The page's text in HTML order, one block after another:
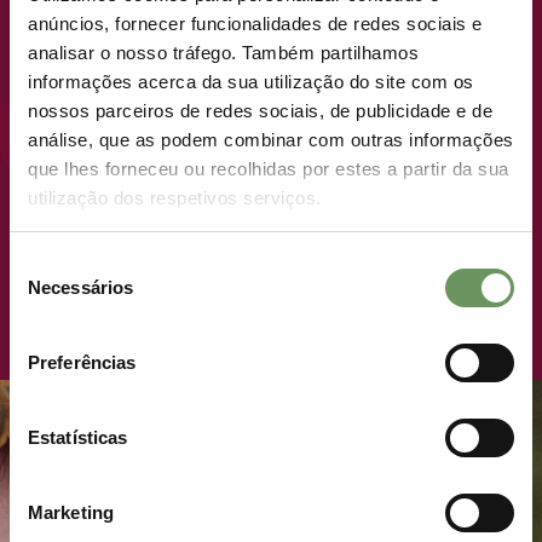
anúncios, fornecer funcionalidades de redes sociais e
analisar o nosso tráfego. Também partilhamos
informações acerca da sua utilização do site com os
nossos parceiros de redes sociais, de publicidade e de
análise, que as podem combinar com outras informações
que lhes forneceu ou recolhidas por estes a partir da sua
utilização dos respetivos serviços.
Necessários
Preferências
Estatísticas
Marketing
LANÇAMENTO
NATIVE.TOWNHOUSES
LER MAIS
BREVEMENTE
NOVO LANÇAMENTO · LOTES PREMIUM
ONDE VIVER COMO UM
REI TEM OUTRO
SIGNIFICADO.